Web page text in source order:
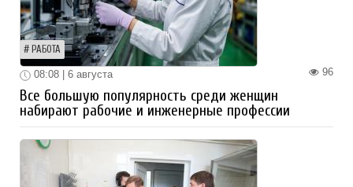
РАБОТА
96
08:08 | 6 августа
Все большую популярность среди женщин
набирают рабочие и инженерные профессии